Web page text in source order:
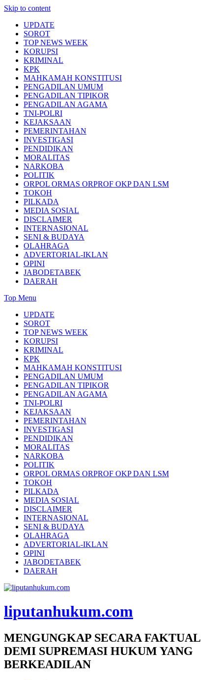
Skip to content
UPDATE
SOROT
TOP NEWS WEEK
KORUPSI
KRIMINAL
KPK
MAHKAMAH KONSTITUSI
PENGADILAN UMUM
PENGADILAN TIPIKOR
PENGADILAN AGAMA
TNI-POLRI
KEJAKSAAN
PEMERINTAHAN
INVESTIGASI
PENDIDIKAN
MORALITAS
NARKOBA
POLITIK
ORPOL ORMAS ORPROF OKP DAN LSM
TOKOH
PILKADA
MEDIA SOSIAL
DISCLAIMER
INTERNASIONAL
SENI & BUDAYA
OLAHRAGA
ADVERTORIAL-IKLAN
OPINI
JABODETABEK
DAERAH
Top Menu
UPDATE
SOROT
TOP NEWS WEEK
KORUPSI
KRIMINAL
KPK
MAHKAMAH KONSTITUSI
PENGADILAN UMUM
PENGADILAN TIPIKOR
PENGADILAN AGAMA
TNI-POLRI
KEJAKSAAN
PEMERINTAHAN
INVESTIGASI
PENDIDIKAN
MORALITAS
NARKOBA
POLITIK
ORPOL ORMAS ORPROF OKP DAN LSM
TOKOH
PILKADA
MEDIA SOSIAL
DISCLAIMER
INTERNASIONAL
SENI & BUDAYA
OLAHRAGA
ADVERTORIAL-IKLAN
OPINI
JABODETABEK
DAERAH
liputanhukum.com
MENGUNGKAP SECARA FAKTUAL
DEMI SUPREMASI HUKUM YANG
BERKEADILAN